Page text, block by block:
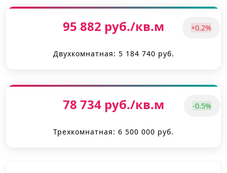
95 882 руб./кв.м +0.2%
Двухкомнатная: 5 184 740 руб.
78 734 руб./кв.м -0.5%
Трехкомнатная: 6 500 000 руб.